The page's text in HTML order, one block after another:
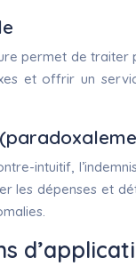
permet de
et offrir un
intuitif,
les dépenses et